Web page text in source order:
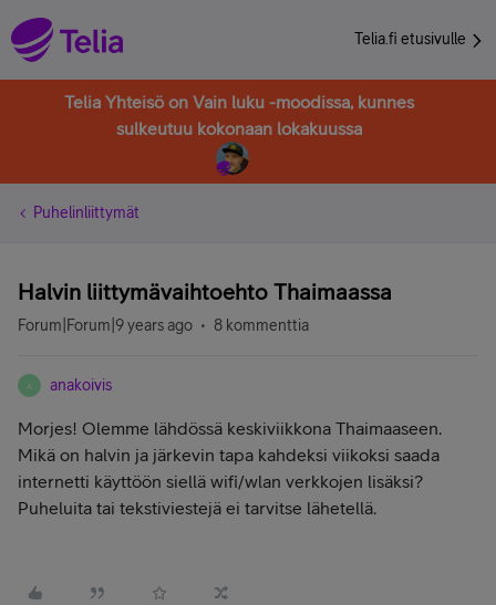
Telia.fi etusivulle
Telia Yhteisö on Vain luku -moodissa, kunnes
sulkeutuu kokonaan lokakuussa
Puhelinliittymät
Halvin liittymävaihtoehto Thaimaassa
Forum|Forum|9 years ago 8 kommenttia
A anakoivis
Morjes! Olemme lähdössä keskiviikkona Thaimaaseen.
Mikä on halvin ja järkevin tapa kahdeksi viikoksi saada
internetti käyttöön siellä wifi/wlan verkkojen lisäksi?
Puheluita tai tekstiviestejä ei tarvitse lähetellä.